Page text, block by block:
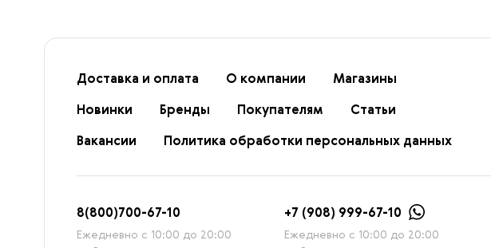
Доставка и оплата О компании Магазины
Новинки Бренды Покупателям Статьи
Вакансии Политика обработки персональных данных
8(800)700-67-10
Ежедневно с 10:00 до 20:00
+7 (908) 999-67-10
Ежедневно с 10:00 до 20:00